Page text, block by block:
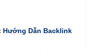
Hướng Dẫn Backlink